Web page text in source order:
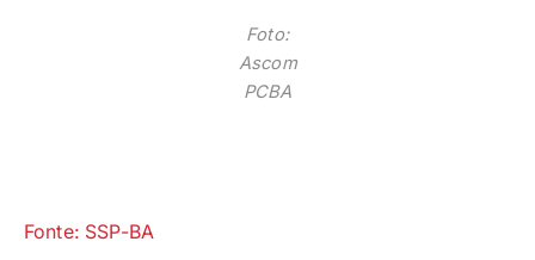
Foto:
Ascom
PCBA
Fonte: SSP-BA